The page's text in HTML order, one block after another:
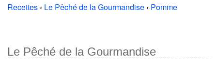
Recettes › Le Pêché de la Gourmandise › Pomme
Le Pêché de la Gourmandise